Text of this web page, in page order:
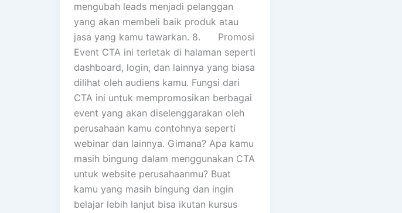
mengubah leads menjadi pelanggan
yang akan membeli baik produk atau
jasa yang kamu tawarkan. 8. Promosi
Event CTA ini terletak di halaman seperti
dashboard, login, dan lainnya yang biasa
dilihat oleh audiens kamu. Fungsi dari
CTA ini untuk mempromosikan berbagai
event yang akan diselenggarakan oleh
perusahaan kamu contohnya seperti
webinar dan lainnya. Gimana? Apa kamu
masih bingung dalam menggunakan CTA
untuk website perusahaanmu? Buat
kamu yang masih bingung dan ingin
belajar lebih lanjut bisa ikutan kursus